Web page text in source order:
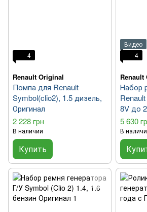
4
Renault Original
Помпа для Renault
Symbol(clio2), 1.5 дизель,
Оригинал
2 228 грн
В наличии
Купить
Видео
4
Renault
Набор
8V до
5 630
В